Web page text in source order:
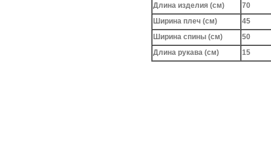
Длина изделия (см)
70
Ширина плеч (см)
45
Ширина спины (см)
50
Длина рукава (см)
15